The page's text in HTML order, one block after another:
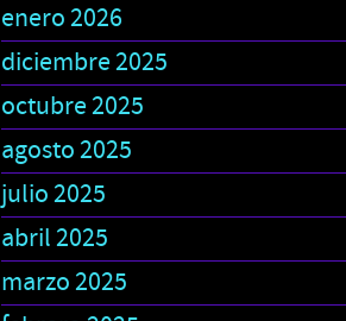
enero 2026
diciembre 2025
octubre 2025
agosto 2025
julio 2025
abril 2025
marzo 2025